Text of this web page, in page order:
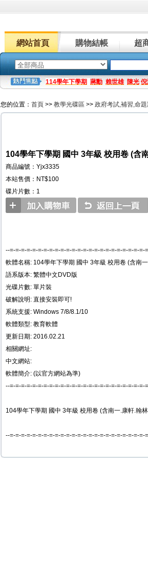
網站首頁 購物結帳 超
114學年下學期 蔣勳 賴世雄 陳光
您的位置： 首頁 >> 教學光碟區 >> 政府考試,補習,命
104學年下學期 國中 3年級 校用卷 (含
商品編號：Yjx3335
本站售價：NT$100
碟片片數：1
--=-=-=-=-=-=-=-=-=-=-=-=-=-=-=-=-=-=-=-=-=-=-=-=-
軟體名稱: 104學年下學期 國中 3年級 校用卷 (含南
語系版本: 繁體中文DVD版
光碟片數: 單片裝
破解說明: 直接安裝即可!
系統支援: Windows 7/8/8.1/10
軟體類型: 教育軟體
更新日期: 2016.02.21
相關網址:
中文網站:
軟體簡介: (以官方網站為準)
--=-=-=-=-=-=-=-=-=-=-=-=-=-=-=-=-=-=-=-=-=-=-=-=-
104學年下學期 國中 3年級 校用卷 (含南一.康軒.翰
--=-=-=-=-=-=-=-=-=-=-=-=-=-=-=-=-=-=-=-=-=-=-=-=-